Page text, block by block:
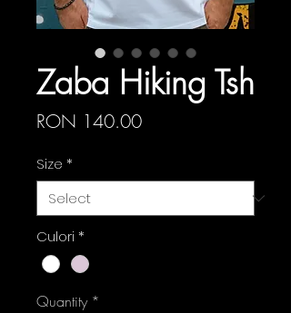
Zaba Hiking Tsh
RON 140.00Price
Size *
Culori *
Quantity *